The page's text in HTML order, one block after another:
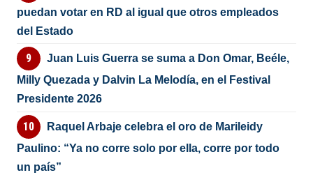
puedan votar en RD al igual que otros empleados
del Estado
Juan Luis Guerra se suma a Don Omar, Beéle,
Milly Quezada y Dalvin La Melodía, en el Festival
Presidente 2026
Raquel Arbaje celebra el oro de Marileidy
Paulino: “Ya no corre solo por ella, corre por todo
un país”